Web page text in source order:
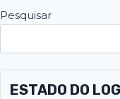
Pesquisar
ESTADO DO